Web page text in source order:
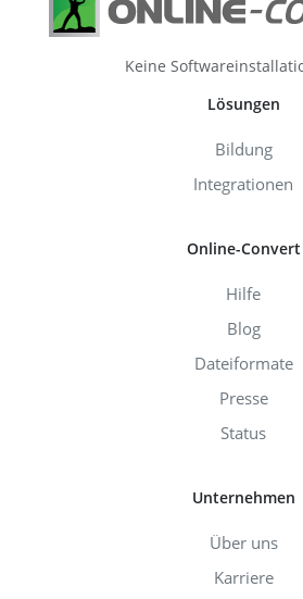
Keine
Lösungen
Bildung
Integrationen
Online-Convert
Hilfe
Blog
Dateiformate
Presse
Status
Unternehmen
Über uns
Karriere